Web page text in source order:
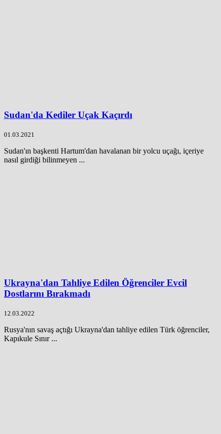
Sudan'da Kediler Uçak Kaçırdı
01.03.2021
Sudan'ın başkenti Hartum'dan havalanan bir yolcu uçağı, içeriye
nasıl girdiği bilinmeyen ...
Ukrayna'dan Tahliye Edilen Öğrenciler Evcil
Dostlarını Bırakmadı
12.03.2022
Rusya'nın savaş açtığı Ukrayna'dan tahliye edilen Türk öğrenciler,
Kapıkule Sınır ...